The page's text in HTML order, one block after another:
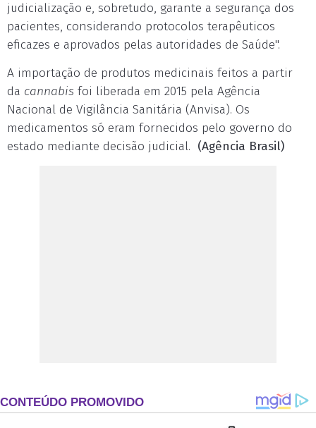
judicialização e, sobretudo, garante a segurança dos
pacientes, considerando protocolos terapêuticos
eficazes e aprovados pelas autoridades de Saúde".
A importação de produtos medicinais feitos a partir
da cannabis foi liberada em 2015 pela Agência
Nacional de Vigilância Sanitária (Anvisa). Os
medicamentos só eram fornecidos pelo governo do
estado mediante decisão judicial. (Agência Brasil)